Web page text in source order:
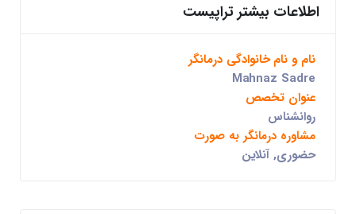
اطلاعات بیشتر تراپیست
نام و نام خانوادگی درمانگر
Mahnaz Sadre
عنوان تخصص
روانشناس
مشاوره درمانگر به صورت
حضوری, آنلاین